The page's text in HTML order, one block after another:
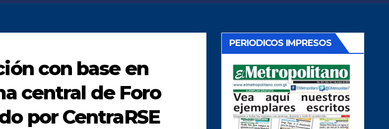
con base en
central de Foro
por CentraRSE
PERIODICOS IMPRESOS